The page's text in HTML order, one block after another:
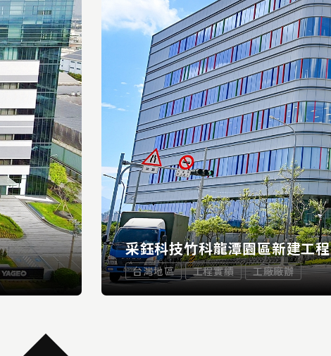
采鈺科技竹科龍潭園區新建工程
台灣地區 工程實績 工廠廠辦